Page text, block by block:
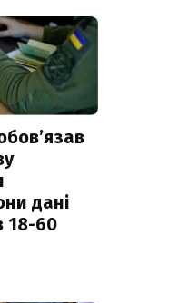
дані
18-60